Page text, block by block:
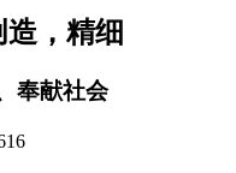
，精细
奉献社会